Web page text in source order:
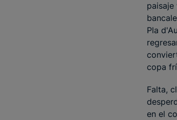
Pla
copa
Falta,
en el